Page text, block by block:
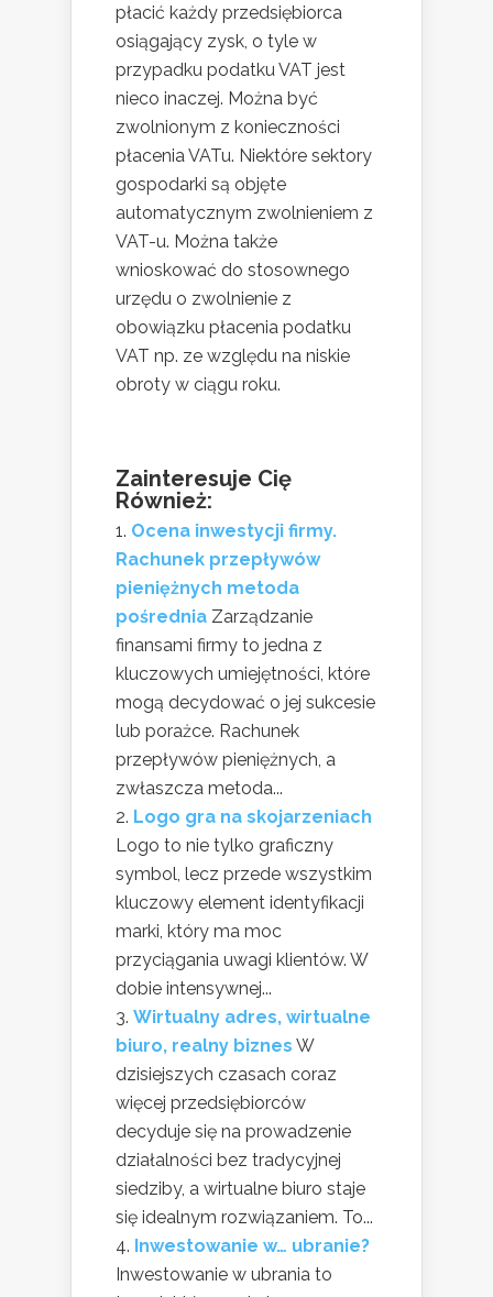
płacić każdy przedsiębiorca
osiągający zysk, o tyle w
przypadku podatku VAT jest
nieco inaczej. Można być
zwolnionym z konieczności
płacenia VATu. Niektóre sektory
gospodarki są objęte
automatycznym zwolnieniem z
VAT-u. Można także
wnioskować do stosownego
urzędu o zwolnienie z
obowiązku płacenia podatku
VAT np. ze względu na niskie
obroty w ciągu roku.
Zainteresuje Cię
Również:
Ocena inwestycji firmy.
Rachunek przepływów
pieniężnych metoda
pośrednia Zarządzanie
finansami firmy to jedna z
kluczowych umiejętności, które
mogą decydować o jej sukcesie
lub porażce. Rachunek
przepływów pieniężnych, a
zwłaszcza metoda...
Logo gra na skojarzeniach
Logo to nie tylko graficzny
symbol, lecz przede wszystkim
kluczowy element identyfikacji
marki, który ma moc
przyciągania uwagi klientów. W
dobie intensywnej...
Wirtualny adres, wirtualne
biuro, realny biznes W
dzisiejszych czasach coraz
więcej przedsiębiorców
decyduje się na prowadzenie
działalności bez tradycyjnej
siedziby, a wirtualne biuro staje
się idealnym rozwiązaniem. To...
Inwestowanie w… ubranie?
Inwestowanie w ubrania to